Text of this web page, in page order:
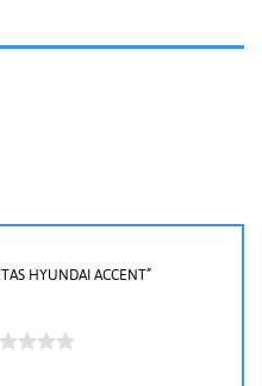
HYUNDAI ACCENT”